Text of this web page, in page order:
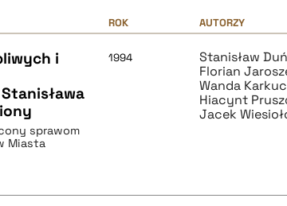
ROK AUTORZY
i
sprawom
Miasta
1994
Stanisław
Florian
Wanda
Hiacynt
Jacek